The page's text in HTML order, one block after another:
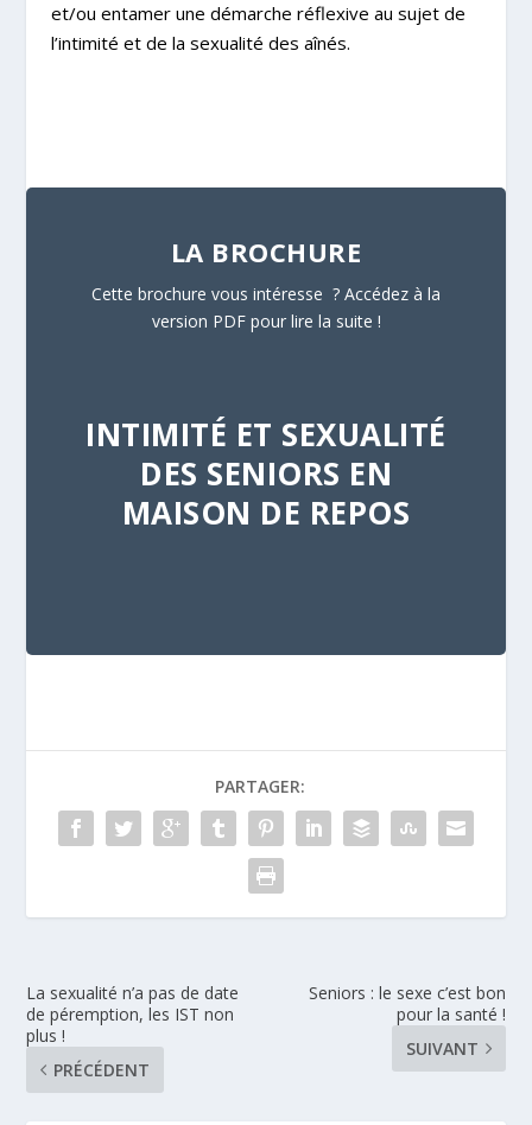
et/ou entamer une démarche réflexive au sujet de
l’intimité et de la sexualité des aînés.
LA BROCHURE
Cette brochure vous intéresse ? Accédez à la
version PDF pour lire la suite !
INTIMITÉ ET SEXUALITÉ
DES SENIORS EN
MAISON DE REPOS
PARTAGER:
La sexualité n’a pas de date
de péremption, les IST non
plus !
PRÉCÉDENT
Seniors : le sexe c’est bon
pour la santé !
SUIVANT